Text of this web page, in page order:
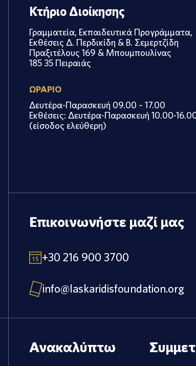
Κτήριο Διοίκησης
Γραμματεία, Εκπαιδευτικά Προγράμματα,
Εκθέσεις Δ. Περδικίδη & Β. Σεμερτζίδη
Πραξιτέλους 169 & Μπουμπουλίνας
185 35 Πειραιάς
ΩΡΑΡΙΟ
Δευτέρα-Παρασκευή 09.00 – 17.00
Εκθέσεις: Δευτέρα-Παρασκευή 10.00-
(είσοδος ελεύθερη)
Επικοινωνήστε μαζί μας
+30 216 900 3700
info@laskaridisfoundation.org
Ανακαλύπτω